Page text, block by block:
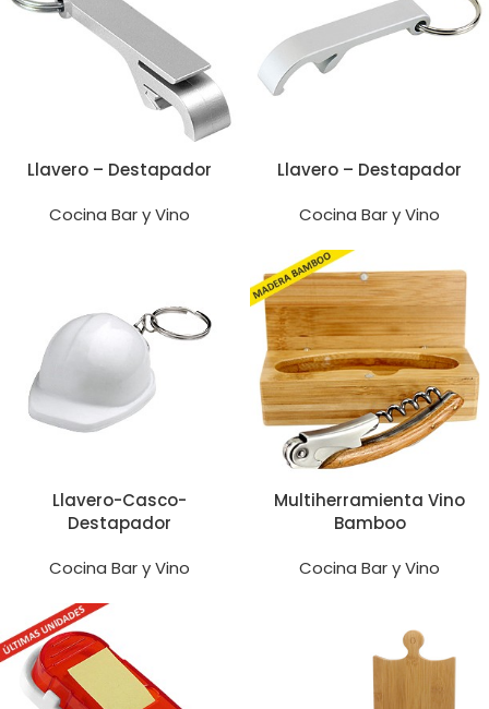
Llavero – Destapador
Cocina Bar y Vino
Llavero – Destapador
Cocina Bar y Vino
Llavero-Casco-
Destapador
Cocina Bar y Vino
Multiherramienta Vino
Bamboo
Cocina Bar y Vino